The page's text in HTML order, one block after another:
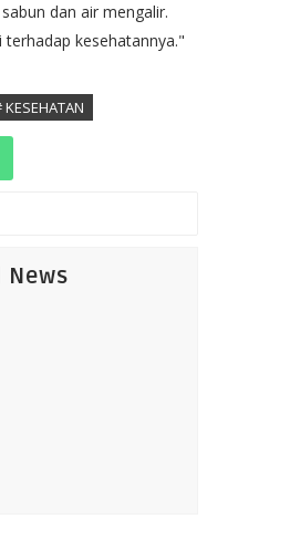
dan air mengalir.
kesehatannya."
KESEHATAN